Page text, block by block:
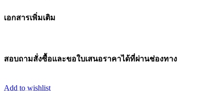
เอกสารเพิ่มเติม
สอบถามสั่งซื้อและขอใบเสนอราคาได้ที่ผ่านช่องทาง
Add to wishlist